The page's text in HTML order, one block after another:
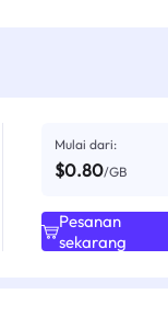
Mulai dari:
$0.80/GB
Pesanan
sekarang